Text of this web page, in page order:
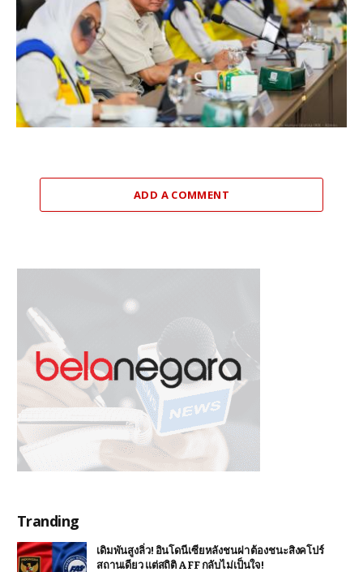
ADD A COMMENT
Tranding
เดิมพันสูงลิ่ว! อินโดนีเซียหลังชนฝา ต้องชนะสิงคโปร์
สถานเดียว แต่สถิติ AFF กลับไม่เป็นใจ!